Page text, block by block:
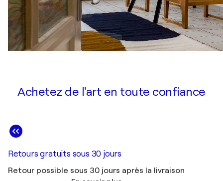
Achetez de l'art en toute confiance
Retours gratuits sous 30 jours
Retour possible sous 30 jours après la livraison